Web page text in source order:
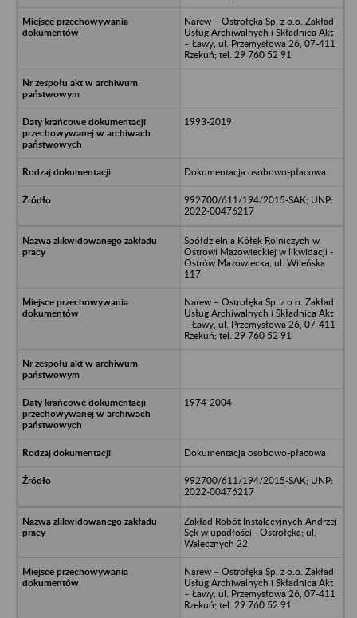
Narew – Ostrołęka Sp. z o.o. Zakład
Usług Archiwalnych i Składnica Akt
– Ławy, ul. Przemysłowa 26, 07-411
Rzekuń; tel. 29 760 52 91
1993-2019
Dokumentacja osobowo-płacowa
992700/611/194/2015-SAK; UNP:
2022-00476217
Spółdzielnia Kółek Rolniczych w
Ostrowi Mazowieckiej w likwidacji -
Ostrów Mazowiecka, ul. Wileńska
117
Narew – Ostrołęka Sp. z o.o. Zakład
Usług Archiwalnych i Składnica Akt
– Ławy, ul. Przemysłowa 26, 07-411
Rzekuń; tel. 29 760 52 91
1974-2004
Dokumentacja osobowo-płacowa
992700/611/194/2015-SAK; UNP:
2022-00476217
Zakład Robót Instalacyjnych Andrzej
Sęk w upadłości - Ostrołęka; ul.
Walecznych 22
Narew – Ostrołęka Sp. z o.o. Zakład
Usług Archiwalnych i Składnica Akt
– Ławy, ul. Przemysłowa 26, 07-411
Rzekuń; tel. 29 760 52 91